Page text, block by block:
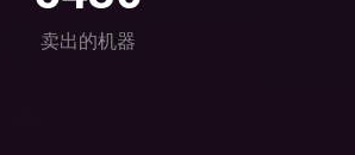
卖出的机器